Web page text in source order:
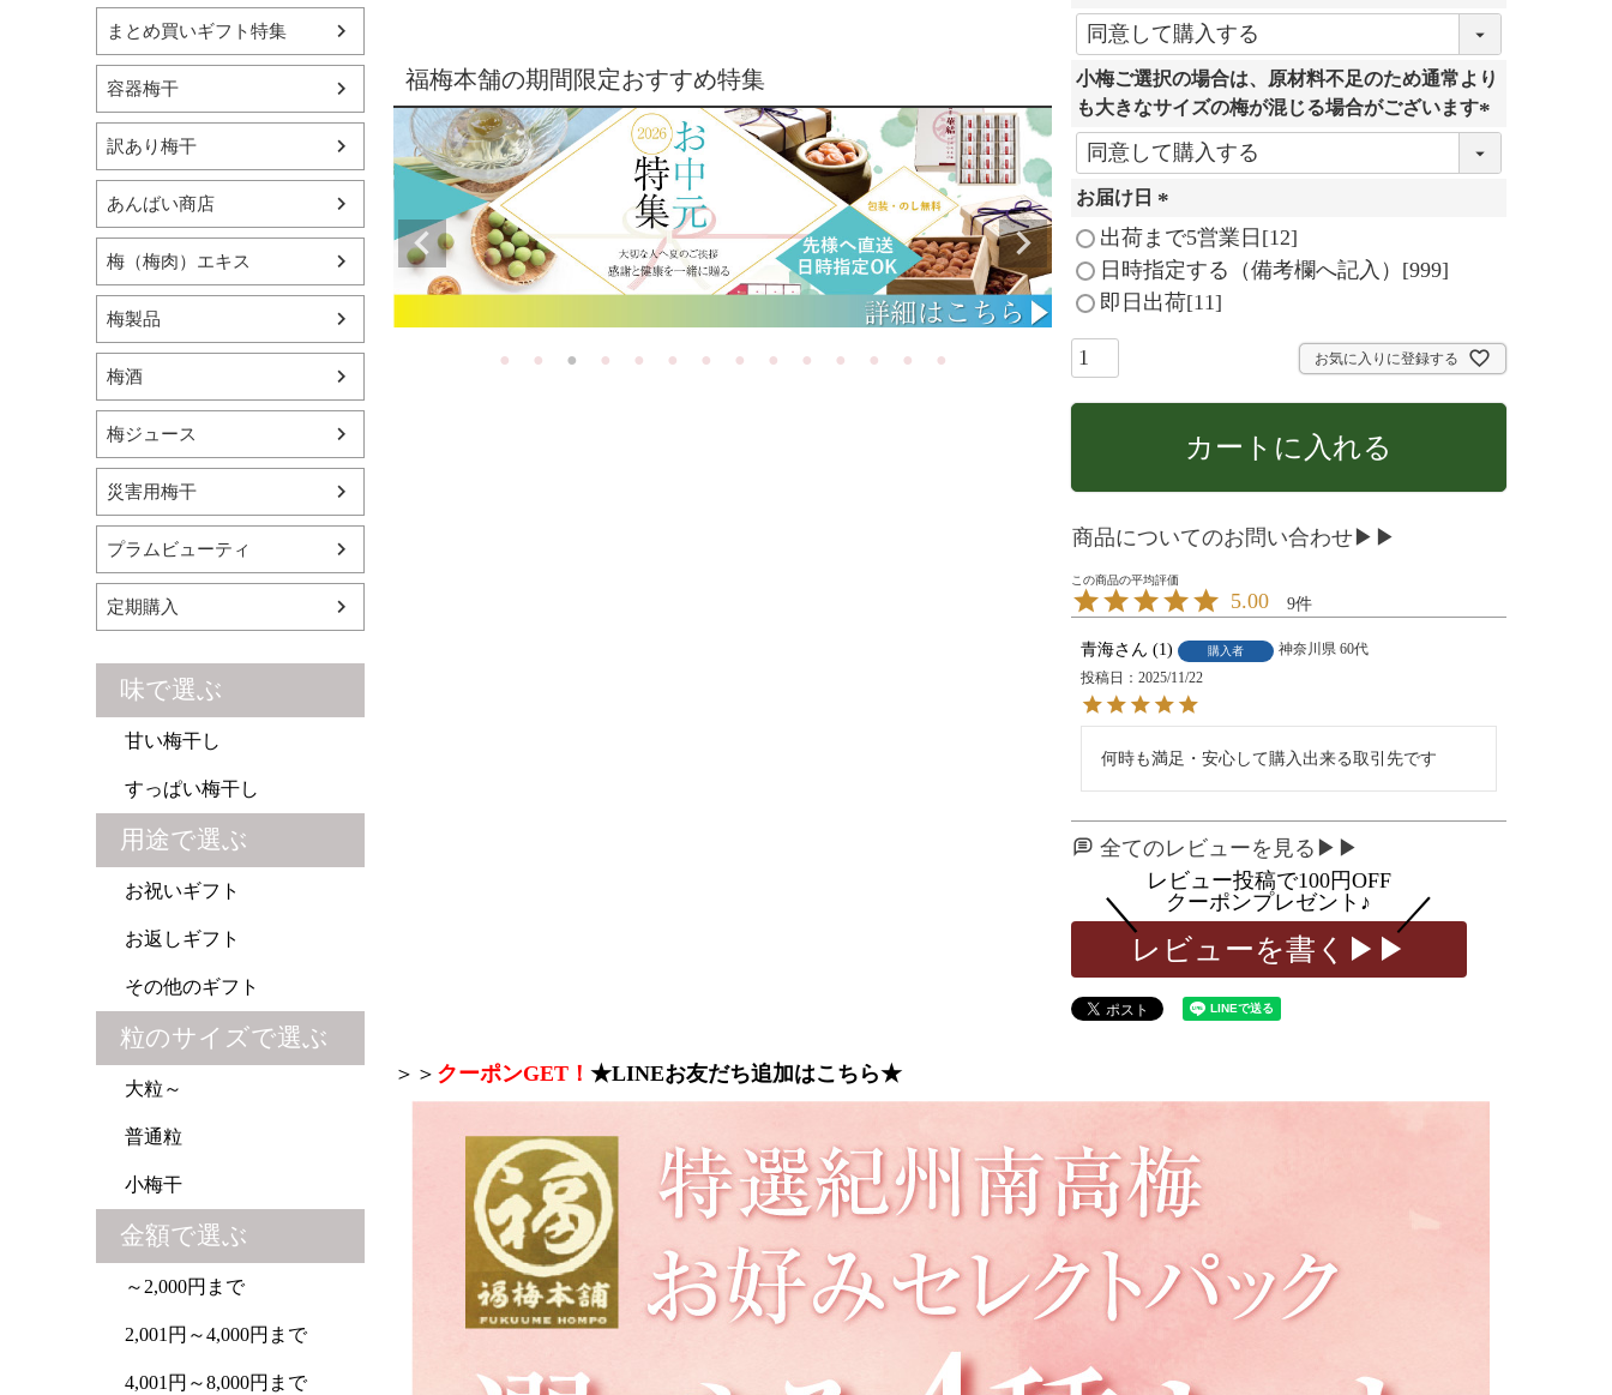
まとめ買いギフト特集
容器梅干
訳あり梅干
あんばい商店
梅（梅肉）エキス
梅製品
梅酒
梅ジュース
災害用梅干
プラムビューティ
定期購入
味で選ぶ
甘い梅干し
すっぱい梅干し
用途で選ぶ
お祝いギフト
お返しギフト
その他のギフト
粒のサイズで選ぶ
大粒～
普通粒
小梅干
金額で選ぶ
～2,000円まで
2,001円～4,000円まで
4,001円～8,000円まで
福梅本舗の期間限定おすすめ特集
(
必
須
)
小梅ご選択の場合は、原材料不足のため通常より
も大きなサイズの梅が混じる場合がございます
必
お届け日
(
必
須
)
出荷まで5営業日[12]
日時指定する（備考欄へ記入）[999]
即日出荷[11]
お気に入りに登録する
カートに入れる
商品についてのお問い合わせ▶▶
5.00 9
青海 1 購入者 神奈川県 60代
投稿日
2025/11/22
全てのレビューを見る▶▶
レビューを書く▶▶
＞＞ クーポンGET！ ★LINEお友だち追加はこちら★